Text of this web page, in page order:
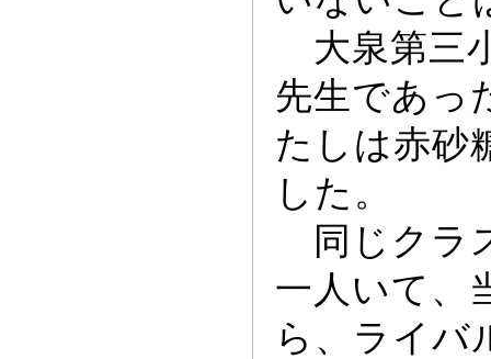
大泉第三
先生であ っ
たしは赤砂
した。
同じクラ
一人いて、
ら、ライバ